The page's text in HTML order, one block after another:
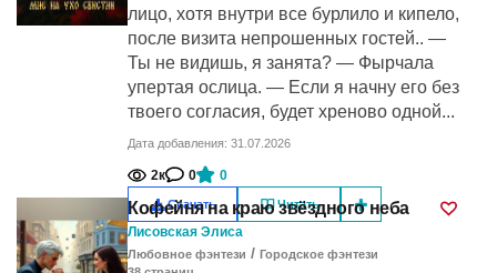
лицо, хотя внутри все бурлило и кипело,
после визита непрошенных гостей.. —
Ты не видишь, я занята? — Фырчала
упертая ослица. — Если я начну его без
твоего согласия, будет хреново одной...
Дата добавления: 31.07.2026
2к 0 0
Скачать Читать
Кофейня на краю звёздного неба
Лисовская Элиса
Любовное фэнтези / Городское фэнтези